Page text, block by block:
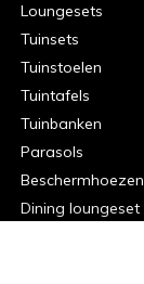
Loungesets
Tuinsets
Tuinstoelen
Tuintafels
Tuinbanken
Parasols
Beschermhoezen
Dining loungeset